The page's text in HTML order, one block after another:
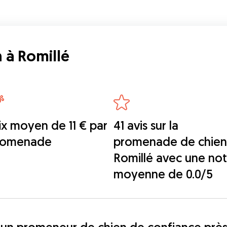
à Romillé
moyen de 11 € par 41 avis sur la
promenade de
Romillé avec une
moyenne de 0.0/5